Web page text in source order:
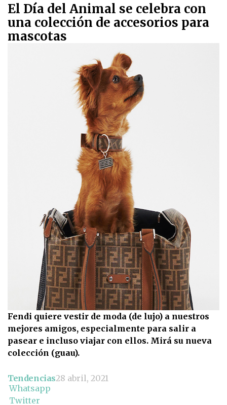
El Día del Animal se celebra con
una colección de accesorios para
mascotas
Fendi quiere vestir de moda (de lujo) a nuestros
mejores amigos, especialmente para salir a
pasear e incluso viajar con ellos. Mirá su nueva
colección (guau).
Tendencias28 abril, 2021
Whatsapp
Twitter